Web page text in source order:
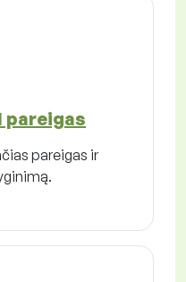
pareigas
pareigas ir